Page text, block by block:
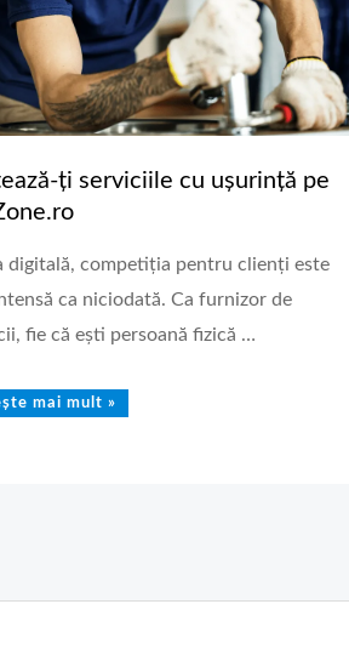
ți serviciile cu ușurință pe
digitală, competiția pentru clienți este
ca niciodată. Ca furnizor de
fie că ești persoană fizică …
mai mult »